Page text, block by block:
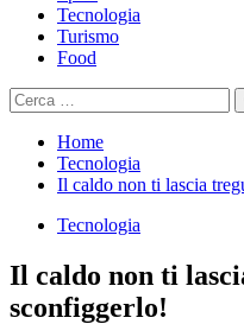
Tecnologia
Turismo
Food
Ricerca
per:
Home
Tecnologia
Il caldo non ti lascia
Tecnologia
Il caldo non ti
sconfiggerlo!